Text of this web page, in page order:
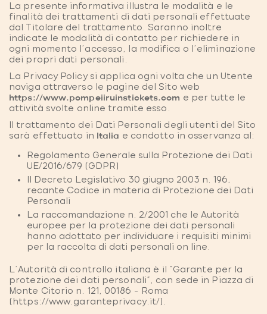
La presente informativa illustra le modalità e le
finalità dei trattamenti di dati personali effettuate
dal Titolare del trattamento. Saranno inoltre
indicate le modalità di contatto per richiedere in
ogni momento l’accesso, la modifica o l’eliminazione
dei propri dati personali.
La Privacy Policy si applica ogni volta che un Utente
naviga attraverso le pagine del Sito web
https://www.pompeiiruinstickets.com e per tutte le
attività svolte online tramite esso.
Il trattamento dei Dati Personali degli utenti del Sito
sarà effettuato in Italia e condotto in osservanza al:
Regolamento Generale sulla Protezione dei Dati
UE/2016/679 (GDPR)
Il Decreto Legislativo 30 giugno 2003 n. 196,
recante Codice in materia di Protezione dei Dati
Personali
La raccomandazione n. 2/2001 che le Autorità
europee per la protezione dei dati personali
hanno adottato per individuare i requisiti minimi
per la raccolta di dati personali on line.
L’Autorità di controllo italiana è il "Garante per la
protezione dei dati personali", con sede in Piazza di
Monte Citorio n. 121, 00186 – Roma
(https://www.garanteprivacy.it/).